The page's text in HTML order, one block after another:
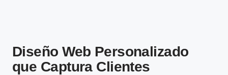
Diseño Web Personalizado
que Captura Clientes